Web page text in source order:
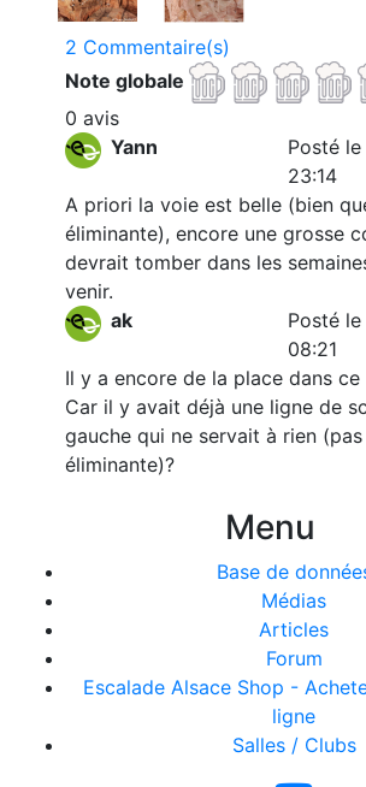
2 Commentaire(s)
Note globale
0 avis
Yann
Posté
23:14
A priori la voie est belle (bien
éliminante), encore une grosse
devrait tomber dans les
venir.
ak
Posté
08:21
Il y a encore de la place dans ce
Car il y avait déjà une ligne de
gauche qui ne servait à rien
éliminante)?
Menu
Base de
Médias
Articles
Forum
Escalade Alsace Shop -
ligne
Salles / Clubs